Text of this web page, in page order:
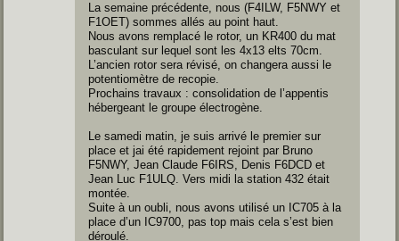
La semaine précédente, nous (F4ILW, F5NWY et
F1OET) sommes allés au point haut.
Nous avons remplacé le rotor, un KR400 du mat
basculant sur lequel sont les 4x13 elts 70cm.
L’ancien rotor sera révisé, on changera aussi le
potentiomètre de recopie.
Prochains travaux : consolidation de l’appentis
hébergeant le groupe électrogène.
Le samedi matin, je suis arrivé le premier sur
place et jai été rapidement rejoint par Bruno
F5NWY, Jean Claude F6IRS, Denis F6DCD et
Jean Luc F1ULQ. Vers midi la station 432 était
montée.
Suite à un oubli, nous avons utilisé un IC705 à la
place d’un IC9700, pas top mais cela s’est bien
déroulé.